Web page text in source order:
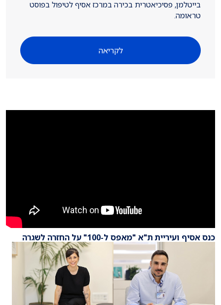
בייטלמן, פסיכיאטרית בכירה במרכז אסיף לטיפול בפוסט
טראומה.
לקריאה
כנס אסיף ועיריית ת"א "מאפס ל-100" על החזרה לשגרה